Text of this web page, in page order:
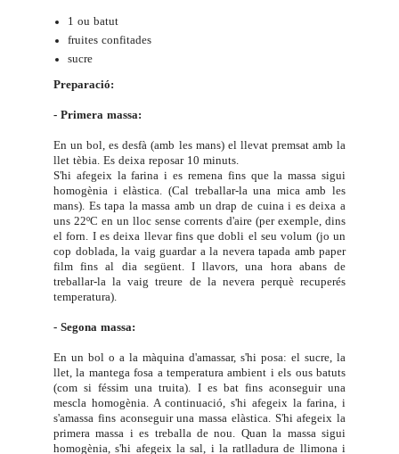
1 ou batut
fruites confitades
sucre
Preparació:
- Primera massa:
En un bol, es desfà (amb les mans) el llevat premsat amb la
llet tèbia. Es deixa reposar 10 minuts.
S'hi afegeix la farina i es remena fins que la massa sigui
homogènia i elàstica. (Cal treballar-la una mica amb les
mans). Es tapa la massa amb un drap de cuina i es deixa a
uns 22ºC en un lloc sense corrents d'aire (per exemple, dins
el forn. I es deixa llevar fins que dobli el seu volum (jo un
cop doblada, la vaig guardar a la nevera tapada amb paper
film fins al dia següent. I llavors, una hora abans de
treballar-la la vaig treure de la nevera perquè recuperés
temperatura).
- Segona massa:
En un bol o a la màquina d'amassar, s'hi posa: el sucre, la
llet, la mantega fosa a temperatura ambient i els ous batuts
(com si féssim una truita). I es bat fins aconseguir una
mescla homogènia. A continuació, s'hi afegeix la farina, i
s'amassa fins aconseguir una massa elàstica. S'hi afegeix la
primera massa i es treballa de nou. Quan la massa sigui
homogènia, s'hi afegeix la sal, i la ratlladura de llimona i